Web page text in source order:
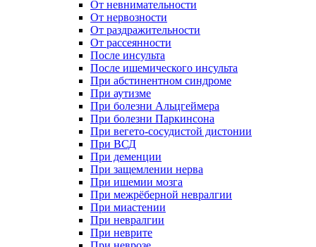
От невнимательности
От нервозности
От раздражительности
От рассеянности
После инсульта
После ишемического инсульта
При абстинентном синдроме
При аутизме
При болезни Альцгеймера
При болезни Паркинсона
При вегето-сосудистой дистонии
При ВСД
При деменции
При защемлении нерва
При ишемии мозга
При межрёберной невралгии
При миастении
При невралгии
При неврите